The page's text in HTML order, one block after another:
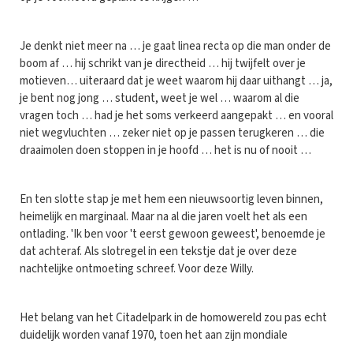
Je denkt niet meer na … je gaat linea recta op die man onder de
boom af … hij schrikt van je directheid … hij twijfelt over je
motieven… uiteraard dat je weet waarom hij daar uithangt … ja,
je bent nog jong … student, weet je wel … waarom al die
vragen toch … had je het soms verkeerd aangepakt … en vooral
niet wegvluchten … zeker niet op je passen terugkeren … die
draaimolen doen stoppen in je hoofd … het is nu of nooit …
En ten slotte stap je met hem een nieuwsoortig leven binnen,
heimelijk en marginaal. Maar na al die jaren voelt het als een
ontlading. 'Ik ben voor 't eerst gewoon geweest', benoemde je
dat achteraf. Als slotregel in een tekstje dat je over deze
nachtelijke ontmoeting schreef. Voor deze Willy.
Het belang van het Citadelpark in de homowereld zou pas echt
duidelijk worden vanaf 1970, toen het aan zijn mondiale